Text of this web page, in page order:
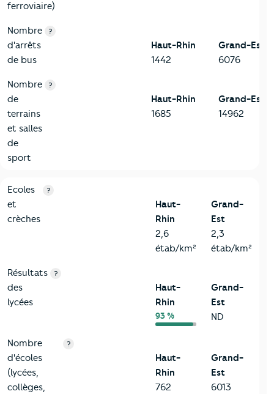
ferroviaire)
Nombre
d'arrêts
de bus
?
Haut-Rhin
1442
Grand-Est
6076
Nombre
de
terrains
et salles
de
sport
?
Haut-Rhin
1685
Grand-Est
14962
4-Education
Critères
Ecoles
et
crèches
?
Haut-
Rhin
2,6
étab/km²
Grand-
Est
2,3
étab/km²
Résultats
des
lycées
?
Haut-
Rhin
93 %
Grand-
Est
ND
Nombre
d'écoles
(lycées,
collèges,
?
Haut-
Rhin
762
Grand-
Est
6013